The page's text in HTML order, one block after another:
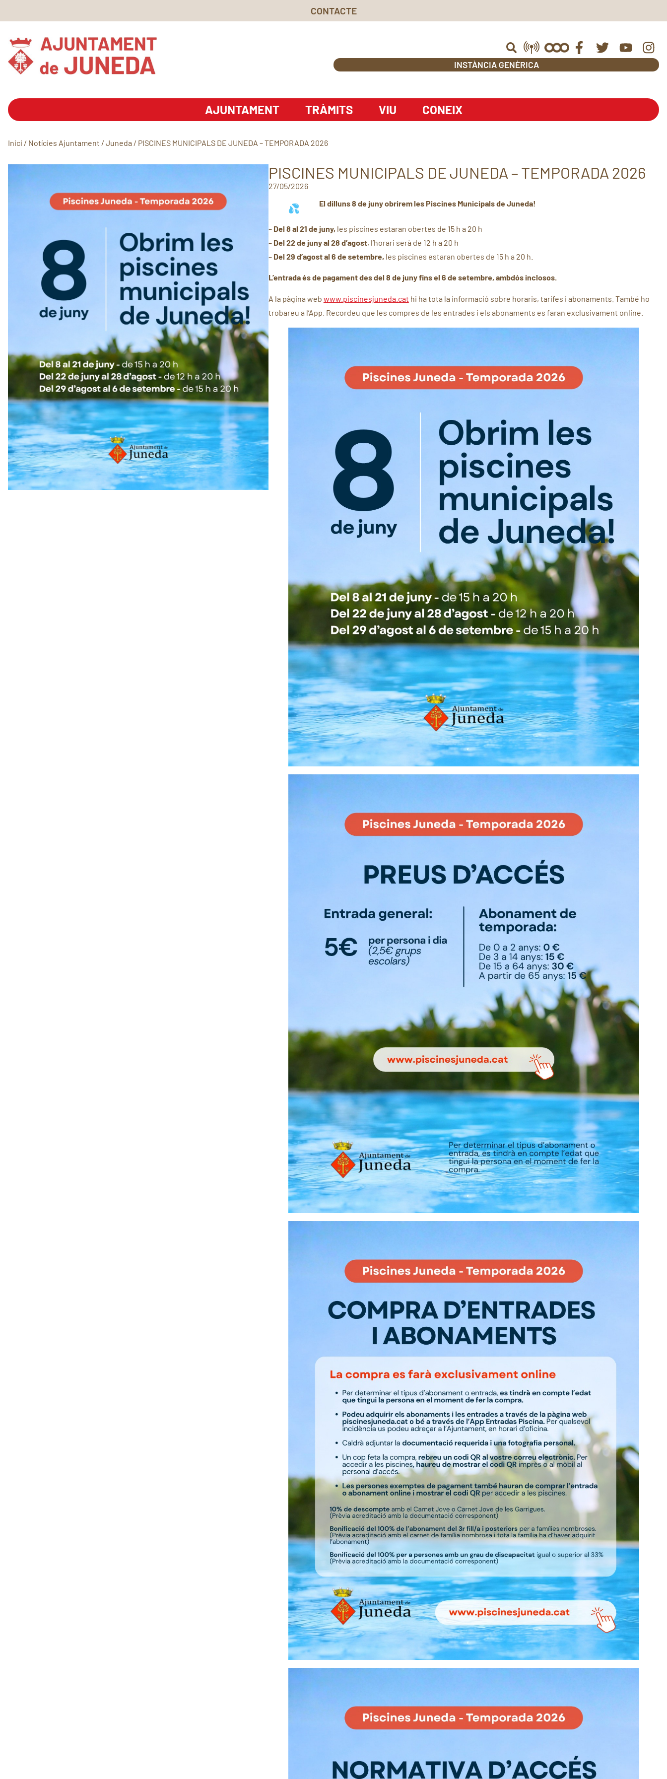
CONTACTE
INSTÀNCIA GENÈRICA
AJUNTAMENT TRÀMITS VIU CONEIX
Inici / Notícies Ajuntament / Juneda / PISCINES MUNICIPALS DE JUNEDA – TEMPORADA 2026
PISCINES MUNICIPALS DE JUNEDA – TEMPORADA 2026
27/05/2026
El dilluns 8 de juny obrirem les Piscines Municipals de Juneda!
– Del 8 al 21 de juny, les piscines estaran obertes de 15 h a 20 h
– Del 22 de juny al 28 d’agost, l’horari serà de 12 h a 20 h
– Del 29 d’agost al 6 de setembre, les piscines estaran obertes de 15 h a 20 h.
L’entrada és de pagament des del 8 de juny fins el 6 de setembre, ambdós inclosos.
A la pàgina web www.piscinesjuneda.cat hi ha tota la informació sobre horaris, tarifes i abonaments. També ho
trobareu a l’App. Recordeu que les compres de les entrades i els abonaments es faran exclusivament online.